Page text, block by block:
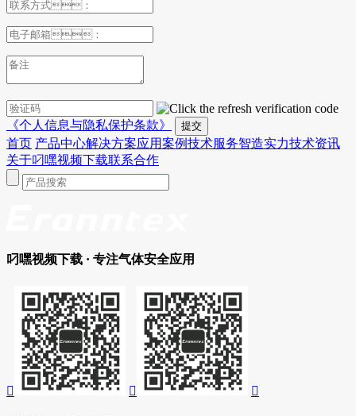
《个人信息与隐私保护条款》
首页 产品中心解决方案应用案例技术服务智造实力技术资讯
关于叼嘿视频下载联系合作
叼嘿视频下载 · 专注气体安全应用
  